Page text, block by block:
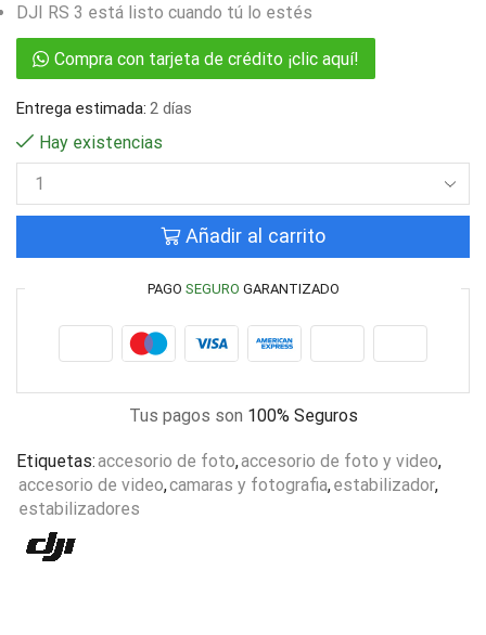
DJI RS 3 está listo cuando tú lo estés
Compra con tarjeta de crédito ¡clic aquí!
Entrega estimada: 2 días
Hay existencias
Añadir al carrito
PAGO SEGURO GARANTIZADO
Tus pagos son 100% Seguros
Etiquetas:accesorio de foto,accesorio de foto y video,
accesorio de video,camaras y fotografia,estabilizador,
estabilizadores